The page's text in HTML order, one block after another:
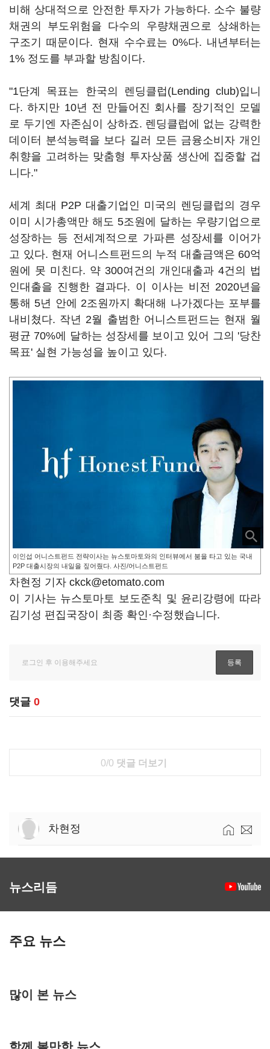
비해 상대적으로 안전한 투자가 가능하다. 소수 불량
채권의 부도위험을 다수의 우량채권으로 상쇄하는
구조기 때문이다. 현재 수수료는 0%다. 내년부터는
1% 정도를 부과할 방침이다.
"1단계 목표는 한국의 렌딩클럽(Lending club)입니
다. 하지만 10년 전 만들어진 회사를 장기적인 모델
로 두기엔 자존심이 상하죠. 렌딩클럽에 없는 강력한
데이터 분석능력을 보다 길러 모든 금융소비자 개인
취향을 고려하는 맞춤형 투자상품 생산에 집중할 겁
니다."
세계 최대 P2P 대출기업인 미국의 렌딩클럽의 경우
이미 시가총액만 해도 5조원에 달하는 우량기업으로
성장하는 등 전세계적으로 가파른 성장세를 이어가
고 있다. 현재 어니스트펀드의 누적 대출금액은 60억
원에 못 미친다. 약 300여건의 개인대출과 4건의 법
인대출을 진행한 결과다. 이 이사는 비전 2020년을
통해 5년 안에 2조원까지 확대해 나가겠다는 포부를
내비쳤다. 작년 2월 출범한 어니스트펀드는 현재 월
평균 70%에 달하는 성장세를 보이고 있어 그의 '당찬
목표' 실현 가능성을 높이고 있다.
이인섭 어니스트펀드 전략이사는 뉴스토마토와의 인터뷰에서 붐을 타고 있는 국내
P2P 대출시장의 내일을 짚어줬다. 사진/어니스트펀드
차현정 기자 ckck@etomato.com
이 기사는 뉴스토마토 보도준칙 및 윤리강령에 따라
김기성 편집국장이 최종 확인·수정했습니다.
댓글 0
0/0 댓글 더보기
차현정
뉴스리듬
주요 뉴스
많이 본 뉴스